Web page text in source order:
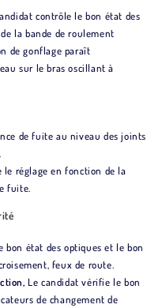
contrôle le bon état des
la bande de roulement
de gonflage paraît
sur le bras oscillant à
de fuite au niveau des joints
le réglage en fonction de la
fuite.
bon état des optiques et le bon
feux de route.
Le candidat vérifie le bon
de changement de